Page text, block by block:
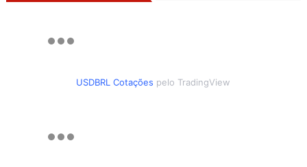
USDBRL Cotações pelo TradingView